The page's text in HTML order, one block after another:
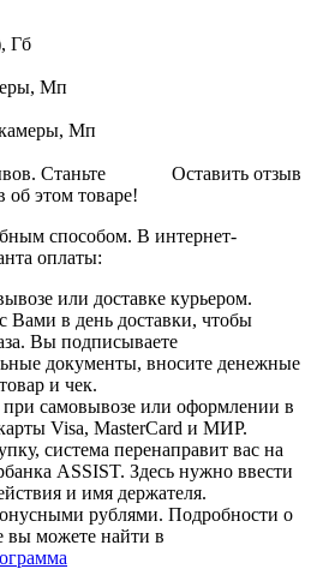
Гб
Мп
Мп
Оставить отзыв
Станьте
об этом товаре!
способом. В интернет-
оплаты:
или доставке курьером.
Вами в день доставки, чтобы
Вы подписываете
документы, вносите денежные
и чек.
при самовывозе или оформлении в
Visa, MasterCard и МИР.
система перенаправит вас на
ASSIST. Здесь нужно ввести
и имя держателя.
рублями. Подробности о
вы можете найти в